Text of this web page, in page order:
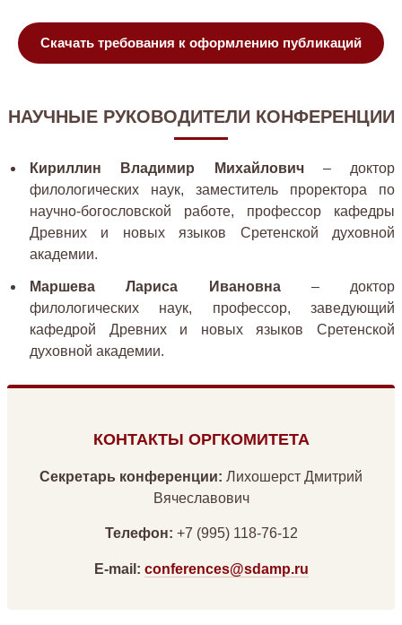
Скачать требования к оформлению публикаций
НАУЧНЫЕ РУКОВОДИТЕЛИ КОНФЕРЕНЦИИ
Кириллин Владимир Михайлович– доктор
филологических наук, заместитель проректора по
научно-богословской работе, профессор кафедры
Древних и новых языков Сретенской духовной
академии.
Маршева Лариса Ивановна– доктор
филологических наук, профессор, заведующий
кафедрой Древних и новых языков Сретенской
духовной академии.
КОНТАКТЫ ОРГКОМИТЕТА
Секретарь конференции: Лихошерст Дмитрий
Вячеславович
Телефон: +7 (995) 118-76-12
E-mail: conferences@sdamp.ru